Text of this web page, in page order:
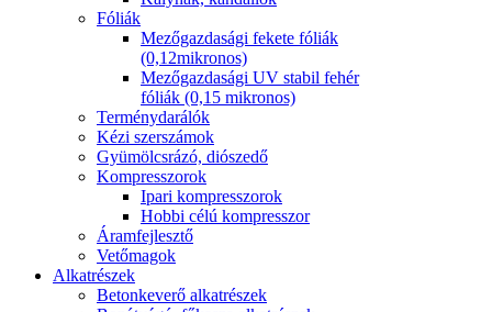
Fóliák
Mezőgazdasági fekete fóliák
(0,12mikronos)
Mezőgazdasági UV stabil fehér
fóliák (0,15 mikronos)
Terménydarálók
Kézi szerszámok
Gyümölcsrázó, diószedő
Kompresszorok
Ipari kompresszorok
Hobbi célú kompresszor
Áramfejlesztő
Vetőmagok
Alkatrészek
Betonkeverő alkatrészek